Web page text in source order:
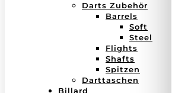
Darts Zubehör
Barrels
Soft
Steel
Flights
Shafts
Spitzen
Darttaschen
Billard